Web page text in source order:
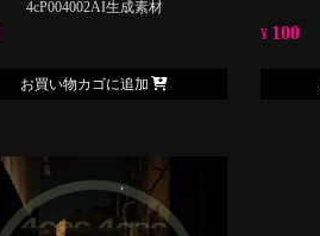
4cP004002AI生成素材
お買い物カゴに追加
¥ 100